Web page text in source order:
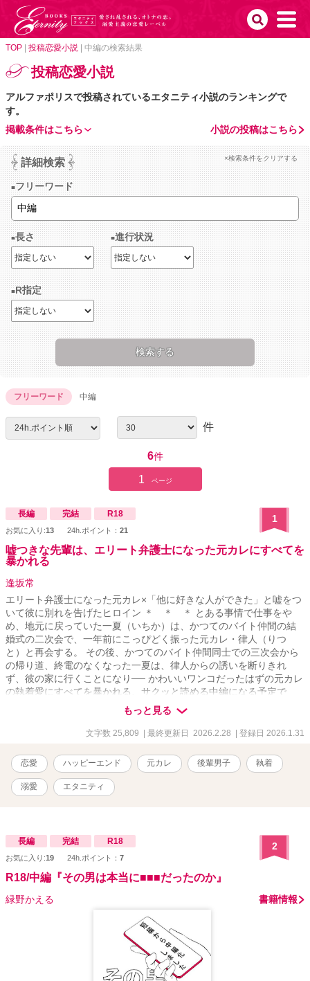
TOP 投稿恋愛小説 中編の検索結果
投稿恋愛小説
アルファポリスで投稿されているエタニティ小説のランキングで
す。
小説の投稿はこちら
掲載条件はこちら
詳細検索 ×検索条件をクリアする
フリーワード
長さ 進行状況
R指定
フリーワード 中編
件
6件
1 ページ
長編 完結 R18
お気に入り:13 24h.ポイント： 21
1
嘘つきな先輩は、エリート弁護士になった元カレにすべてを
暴かれる
逢坂常
エリート弁護士になった元カレ×「他に好きな人ができた」と嘘をつ
いて彼に別れを告げたヒロイン ＊ ＊ ＊ とある事情で仕事をや
め、地元に戻っていた一夏（いちか）は、かつてのバイト仲間の結
婚式の二次会で、一年前にこっぴどく振った元カレ・律人（りつ
と）と再会する。 その後、かつてのバイト仲間同士での三次会から
の帰り道、終電のなくなった一夏は、律人からの誘いを断りきれ
ず、彼の家に行くことになり── かわいいワンコだったはずの元カレ
の執着愛にすべてを暴かれる、サクッと読める中編になる予定で
もっと見る
文字数 25,809 | 最終更新日 2026.2.28 | 登録日 2026.1.31
恋愛 ハッピーエンド 元カレ 後輩男子 執着
溺愛 エタニティ
長編 完結 R18
お気に入り:19 24h.ポイント： 7
2
R18/中編『その男は本当に■■■だったのか』
緑野かえる 書籍情報